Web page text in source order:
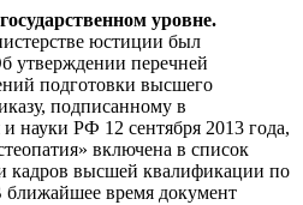
уровне.
юстиции был
утверждении перечней
подготовки высшего
подписанному в
науки РФ 12 сентября 2013 года,
включена в список
кадров высшей квалификации по
время документ